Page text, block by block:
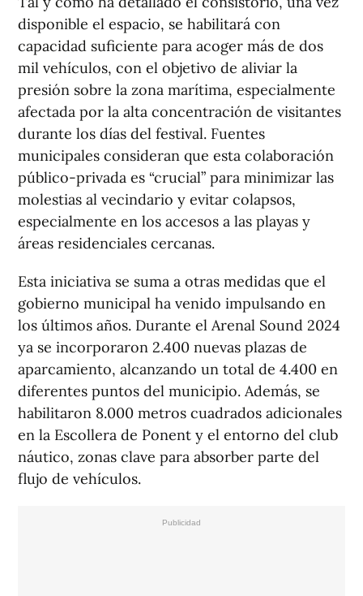
disponible el espacio, se habilitará con
capacidad suficiente para acoger más de dos
mil vehículos, con el objetivo de aliviar la
presión sobre la zona marítima, especialmente
afectada por la alta concentración de visitantes
durante los días del festival. Fuentes
municipales consideran que esta colaboración
público-privada es “crucial” para minimizar las
molestias al vecindario y evitar colapsos,
especialmente en los accesos a las playas y
áreas residenciales cercanas.
Esta iniciativa se suma a otras medidas que el
gobierno municipal ha venido impulsando en
los últimos años. Durante el Arenal Sound 2024
ya se incorporaron 2.400 nuevas plazas de
aparcamiento, alcanzando un total de 4.400 en
diferentes puntos del municipio. Además, se
habilitaron 8.000 metros cuadrados adicionales
en la Escollera de Ponent y el entorno del club
náutico, zonas clave para absorber parte del
flujo de vehículos.